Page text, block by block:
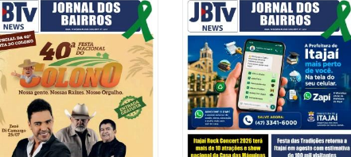
ITAPEMA
05/08/2026 | 07:00
Rede Municipal de Ensino inicia entrega de novos uniformes
para merendeiras
GERAL
05/08/2026 | 07:00
Sorveteria do Norte de SC expande e abre primeira unidade